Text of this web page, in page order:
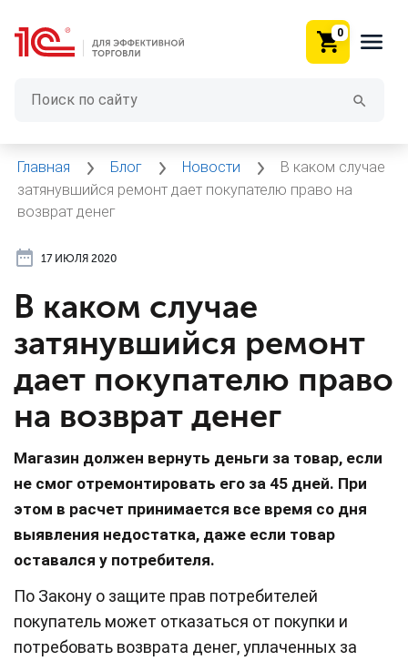
0
Главная Блог Новости
В каком случае
затянувшийся ремонт дает покупателю право на
возврат денег
17 ИЮЛЯ 2020
В каком случае
затянувшийся ремонт
дает покупателю право
на возврат денег
Магазин должен вернуть деньги за товар, если
не смог отремонтировать его за 45 дней. При
этом в расчет принимается все время со дня
выявления недостатка, даже если товар
оставался у потребителя.
По Закону о защите прав потребителей
покупатель может отказаться от покупки и
потребовать возврата денег, уплаченных за